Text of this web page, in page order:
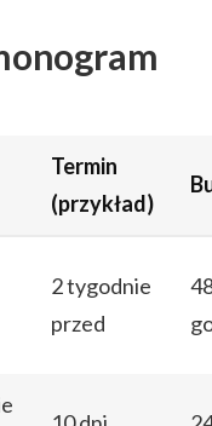
Termin
(przykład)
2 tygodnie
przed